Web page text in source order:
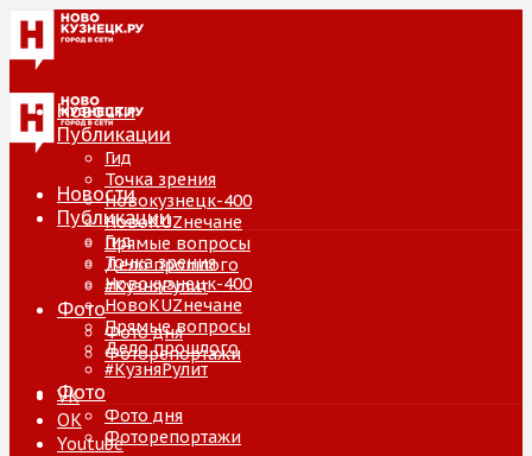
Новости
Публикации
Гид
Точка зрения
Новокузнецк-400
НовоKUZнечане
Прямые вопросы
Дело прошлого
#КузняРулит
Фото
Фото дня
Фоторепортажи
VK
ОК
Youtube
Новости
Публикации
Гид
Точка зрения
Новокузнецк-400
НовоKUZнечане
Прямые вопросы
Дело прошлого
#КузняРулит
Фото
Фото дня
Фоторепортажи